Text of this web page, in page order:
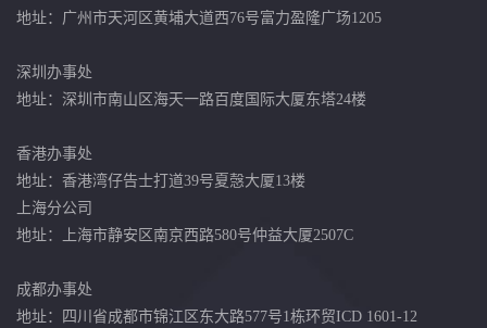
地址：广州市天河区黄埔大道西76号富力盈隆广场1205
深圳办事处
地址：深圳市南山区海天一路百度国际大厦东塔24楼
香港办事处
地址：香港湾仔告士打道39号夏愨大厦13楼
上海分公司
地址：上海市静安区南京西路580号仲益大厦2507C
成都办事处
地址：四川省成都市锦江区东大路577号1栋环贸ICD 1601-12